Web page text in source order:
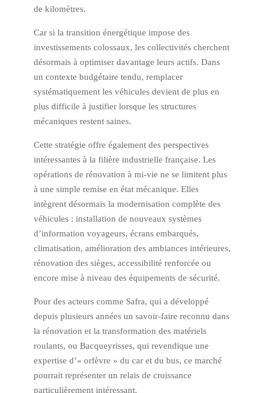
de kilomètres.
Car si la transition énergétique impose des
investissements colossaux, les collectivités cherchent
désormais à optimiser davantage leurs actifs. Dans
un contexte budgétaire tendu, remplacer
systématiquement les véhicules devient de plus en
plus difficile à justifier lorsque les structures
mécaniques restent saines.
Cette stratégie offre également des perspectives
intéressantes à la filière industrielle française. Les
opérations de rénovation à mi-vie ne se limitent plus
à une simple remise en état mécanique. Elles
intègrent désormais la modernisation complète des
véhicules : installation de nouveaux systèmes
d’information voyageurs, écrans embarqués,
climatisation, amélioration des ambiances intérieures,
rénovation des sièges, accessibilité renforcée ou
encore mise à niveau des équipements de sécurité.
Pour des acteurs comme Safra, qui a développé
depuis plusieurs années un savoir-faire reconnu dans
la rénovation et la transformation des matériels
roulants, ou Bacqueyrisses, qui revendique une
expertise d’« orfèvre » du car et du bus, ce marché
pourrait représenter un relais de croissance
particulièrement intéressant.